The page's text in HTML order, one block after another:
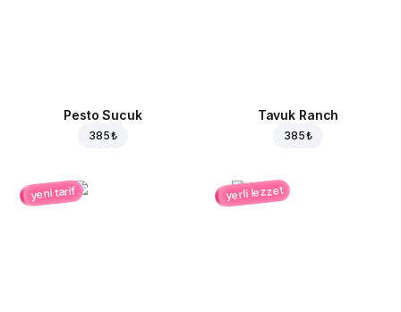
Pesto Sucuk
385 ₺
Tavuk Ranch
385 ₺
yeni tarif yerli lezzet